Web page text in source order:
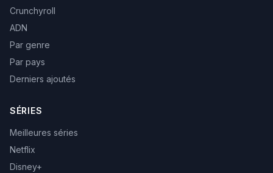
Crunchyroll
ADN
Par genre
Par pays
Derniers ajoutés
SÉRIES
Meilleures séries
Netflix
Disney+